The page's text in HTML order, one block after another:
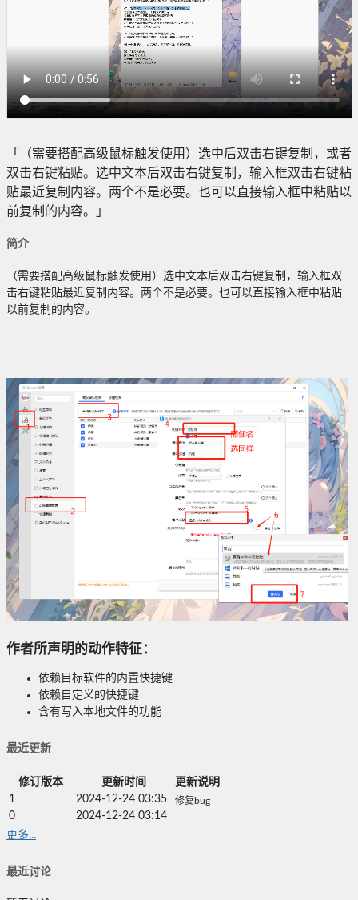
「（需要搭配高级鼠标触发使用）选中后双击右键复制，或者
双击右键粘贴。选中文本后双击右键复制，输入框双击右键粘
贴最近复制内容。两个不是必要。也可以直接输入框中粘贴以
前复制的内容。」
简介
（需要搭配高级鼠标触发使用）选中文本后双击右键复制，输入框双
击右键粘贴最近复制内容。两个不是必要。也可以直接输入框中粘贴
以前复制的内容。
作者所声明的动作特征：
依赖目标软件的内置快捷键
依赖自定义的快捷键
含有写入本地文件的功能
最近更新
修订版本 更新时间
更新说明
1
2024-12-24 03:35 修复bug
0
2024-12-24 03:14
更多...
最近讨论